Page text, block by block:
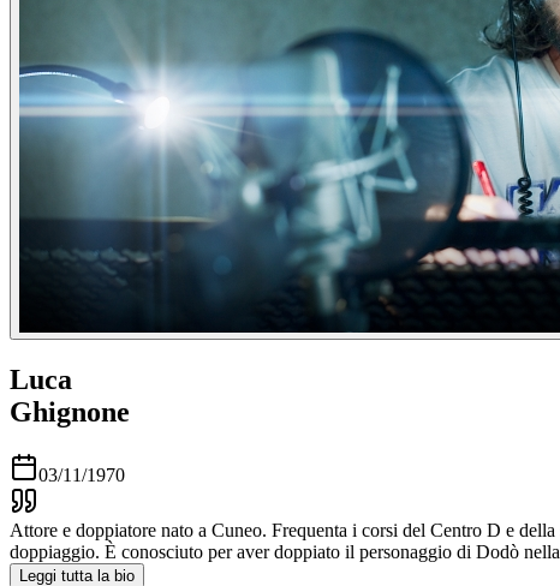
Luca
Ghignone
03/11/1970
Attore e doppiatore nato a Cuneo. Frequenta i corsi del Centro D e
doppiaggio. È conosciuto per aver doppiato il personaggio di Dodò
Leggi tutta la bio